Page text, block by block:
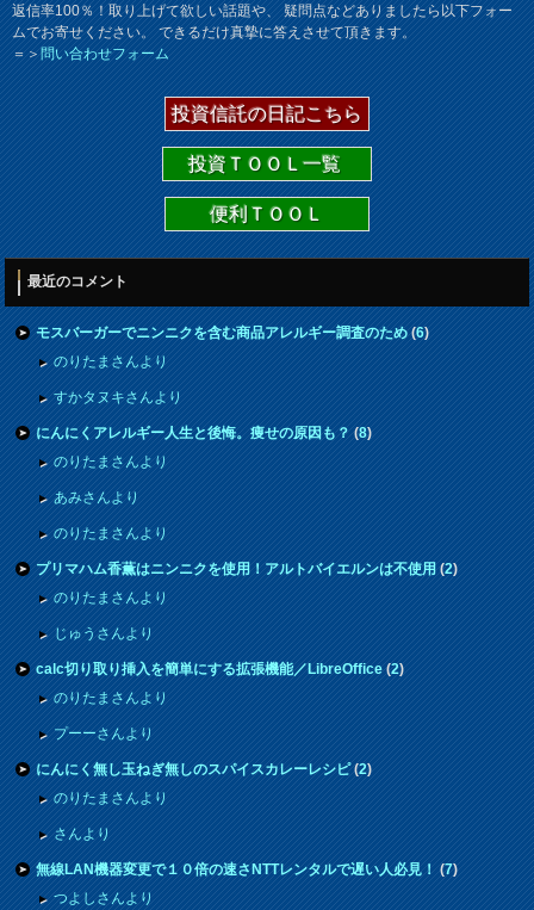
返信率100％！取り上げて欲しい話題や、 疑問点などありましたら以下フォー
ムでお寄せください。 できるだけ真摯に答えさせて頂きます。
＝＞問い合わせフォーム
投資信託の日記こちら
投資ＴＯＯＬ一覧
便利ＴＯＯＬ
最近のコメント
モスバーガーでニンニクを含む商品アレルギー調査のため(6)
のりたまさんより
すかタヌキさんより
にんにくアレルギー人生と後悔。痩せの原因も？(8)
のりたまさんより
あみさんより
のりたまさんより
プリマハム香薫はニンニクを使用！アルトバイエルンは不使用(2)
のりたまさんより
じゅうさんより
calc切り取り挿入を簡単にする拡張機能／LibreOffice(2)
のりたまさんより
プーーさんより
にんにく無し玉ねぎ無しのスパイスカレーレシピ(2)
のりたまさんより
さんより
無線LAN機器変更で１０倍の速さNTTレンタルで遅い人必見！(7)
つよしさんより